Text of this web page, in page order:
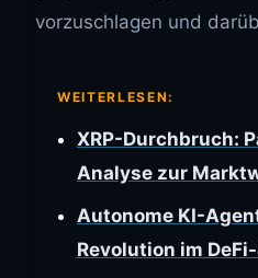
vorzuschlagen und
WEITERLESEN:
XRP-Durchbruch:
Analyse zur
Autonome KI-
Revolution im